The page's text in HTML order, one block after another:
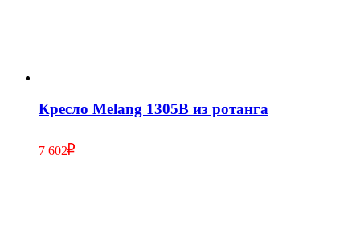
Кресло Melang 1305В из ротанга
7 602